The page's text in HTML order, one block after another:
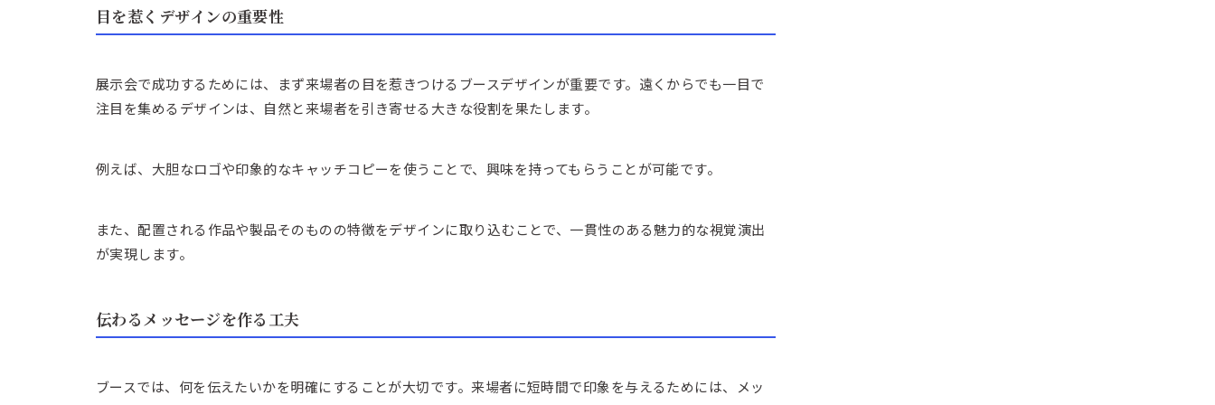
目を惹くデザインの重要性
展示会で成功するためには、まず来場者の目を惹きつけるブースデザインが重要です。遠くからでも一目で
注目を集めるデザインは、自然と来場者を引き寄せる大きな役割を果たします。
例えば、大胆なロゴや印象的なキャッチコピーを使うことで、興味を持ってもらうことが可能です。
また、配置される作品や製品そのものの特徴をデザインに取り込むことで、一貫性のある魅力的な視覚演出
が実現します。
伝わるメッセージを作る工夫
ブースでは、何を伝えたいかを明確にすることが大切です。来場者に短時間で印象を与えるためには、メッ